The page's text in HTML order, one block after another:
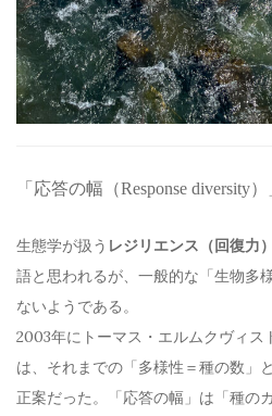
「応答の幅（Response diversity
生態学が扱う レジリエンス（回復力
語と思われるが、一般的な「生物多
ないようである。
2003年にトーマス・エルムクヴィス
は、それまでの「多様性＝種の数」
正案だった。「応答の幅」は「種の